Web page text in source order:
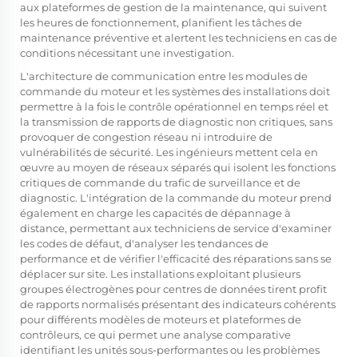
aux plateformes de gestion de la maintenance, qui suivent
les heures de fonctionnement, planifient les tâches de
maintenance préventive et alertent les techniciens en cas de
conditions nécessitant une investigation.
L'architecture de communication entre les modules de
commande du moteur et les systèmes des installations doit
permettre à la fois le contrôle opérationnel en temps réel et
la transmission de rapports de diagnostic non critiques, sans
provoquer de congestion réseau ni introduire de
vulnérabilités de sécurité. Les ingénieurs mettent cela en
œuvre au moyen de réseaux séparés qui isolent les fonctions
critiques de commande du trafic de surveillance et de
diagnostic. L'intégration de la commande du moteur prend
également en charge les capacités de dépannage à
distance, permettant aux techniciens de service d'examiner
les codes de défaut, d'analyser les tendances de
performance et de vérifier l'efficacité des réparations sans se
déplacer sur site. Les installations exploitant plusieurs
groupes électrogènes pour centres de données tirent profit
de rapports normalisés présentant des indicateurs cohérents
pour différents modèles de moteurs et plateformes de
contrôleurs, ce qui permet une analyse comparative
identifiant les unités sous-performantes ou les problèmes